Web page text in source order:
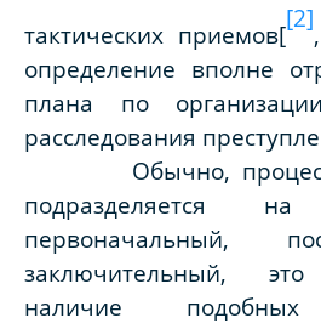
тактических приемов[
[2]
,
определение вполне
плана по
расследования
Обычно, процесс
подразделяется
первоначальный,
заключительный, это
наличие